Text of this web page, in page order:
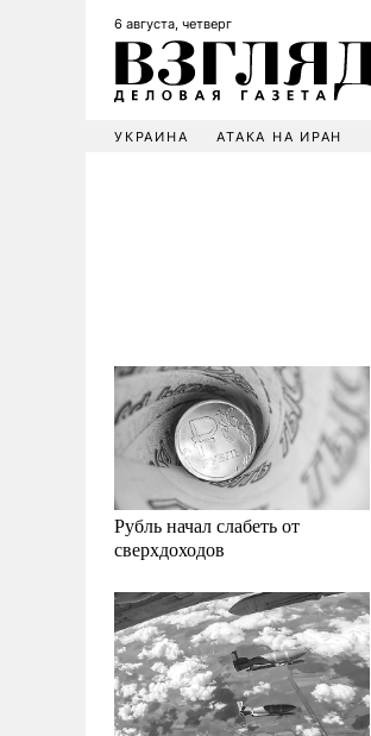
6 августа, четверг
УКРАИНА АТАКА НА ИРАН
Рубль начал слабеть от
сверхдоходов